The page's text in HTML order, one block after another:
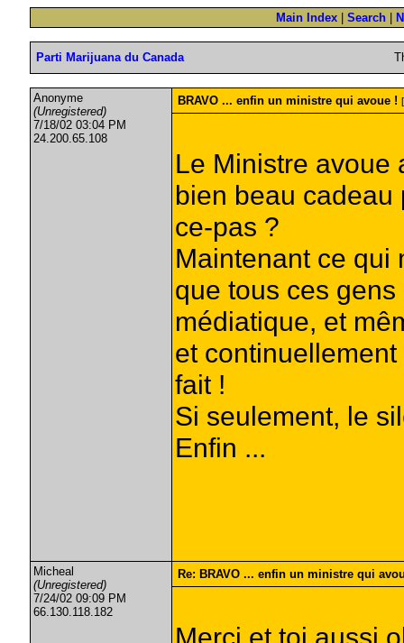
Main Index Search
Parti Marijuana du Canada
Anonyme
(Unregistered)
7/18/02 03:04 PM
24.200.65.108
BRAVO ... enfin un ministre qui avoue !
Le Ministre avoue
bien beau cadeau
ce-pas ?
Maintenant ce qui
que tous ces
médiatique, et
et
fait !
Si seulement, le
Enfin ...
Micheal
(Unregistered)
7/24/02 09:09 PM
66.130.118.182
Re: BRAVO ... enfin un ministre qui
Merci et toi aussi